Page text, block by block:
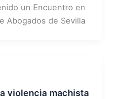
un Encuentro en
Abogados de Sevilla
violencia machista